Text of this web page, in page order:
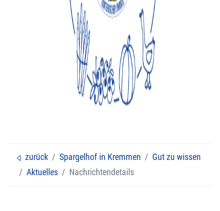
zurück Spargelhof in Kremmen
Gut zu wissen
Aktuelles
Nachrichtendetails